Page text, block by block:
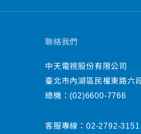
聯絡我們
中天電視股份有限公司
臺北市內湖區民權東路六
總機： (02)6600-7766
客服專線： 02-2792-3151